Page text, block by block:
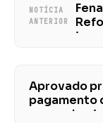
NOTÍCIA
ANTERIOR
Aprovado
pagamento
na pandemia